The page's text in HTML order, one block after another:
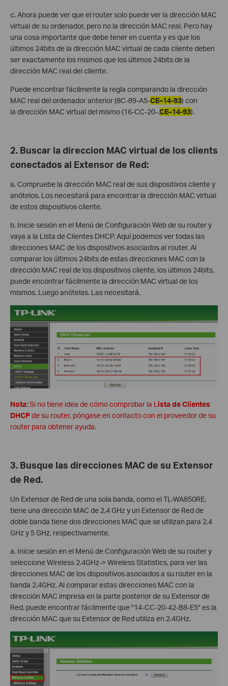
c. Ahora puede ver que el router solo puede ver la dirección MAC
virtual de su ordenador, pero no la dirección MAC real. Pero hay
una cosa importante que debe tener en cuenta y es que los
últimos 24bits de la dirección MAC virtual de cada cliente deben
ser exactamente los mismos que los últimos 24bits de la
dirección MAC real del cliente.
Puede encontrar fácilmente la regla comparando la dirección
MAC real del ordenador anterior (8C-89-A5-CE–14-93) con
la dirección MAC virtual del mismo (16-CC-20-.CE–14-93).
2. Buscar la direccion MAC virtual de los clients
conectados al Extensor de Red:
a. Compruebe la dirección MAC real de sus dispositivos cliente y
anótelos. Los necesitará para encontrar la dirección MAC virtual
de estos dispositivos cliente.
b. Inicie sesión en el Menú de Configuración Web de su router y
vaya a la Lista de Clientes DHCP. Aquí podemos ver todas las
direcciones MAC de los dispositivos asociados al router. Al
comparar los últimos 24bits de estas direcciones MAC con la
dirección MAC real de los dispositivos cliente, los últimos 24bits,
puede encontrar fácilmente la dirección MAC virtual de los
mismos. Luego anótelas. Las necesitará.
Nota:Si no tiene idea de cómo comprobar la L ista de Clientes
DHCPde su router, póngase en contacto con el proveedor de su
router para obtener ayuda.
3. Busque las direcciones MAC de su Extensor
de Red.
Un Extensor de Red de una sola banda, como el TL-WA850RE,
tiene una dirección MAC de 2,4 GHz y un Extensor de Red de
doble banda tiene dos direcciones MAC que se utilizan para 2,4
GHz y 5 GHz, respectivamente.
a. Inicie sesión en el Menú de Configuración Web de su router y
seleccione Wireless 2.4GHz-> Wireless Statistics, para ver las
direcciones MAC de los dispositivos asociados a su router en la
banda 2.4GHz. Al comparar estas direcciones MAC con la
dirección MAC impresa en la parte posterior de su Extensor de
Red, puede encontrar fácilmente que "14-CC-20-42-B8-E5" es la
dirección MAC que su Extensor de Red utiliza en 2.4GHz.